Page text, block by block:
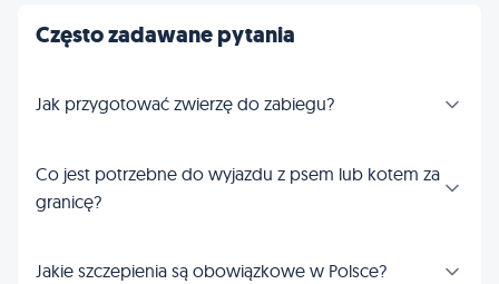
Często zadawane pytania
Jak przygotować zwierzę do zabiegu?
Co jest potrzebne do wyjazdu z psem lub kotem za
granicę?
Jakie szczepienia są obowiązkowe w Polsce?